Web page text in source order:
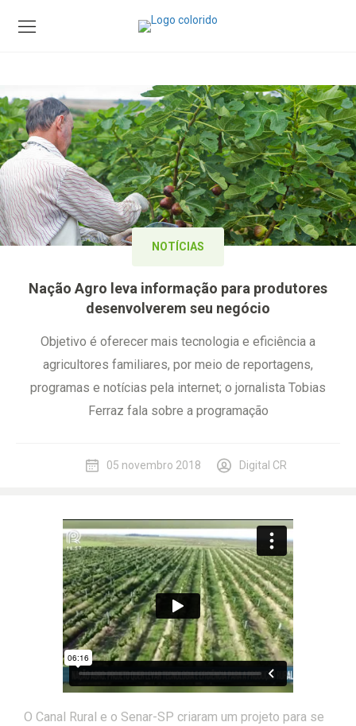
NOTÍCIAS
Nação Agro leva informação para produtores
desenvolverem seu negócio
Objetivo é oferecer mais tecnologia e eficiência a
agricultores familiares, por meio de reportagens,
programas e notícias pela internet; o jornalista Tobias
Ferraz fala sobre a programação
05 novembro 2018 Digital CR
O Canal Rural e o Senar-SP criaram um projeto para se